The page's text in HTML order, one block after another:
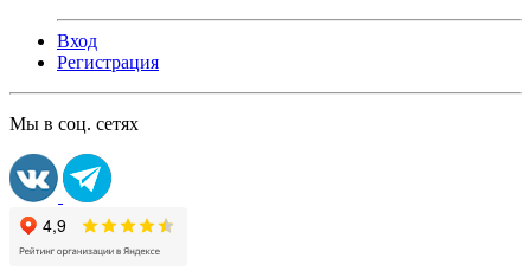
Вход
Регистрация
Мы в соц. сетях